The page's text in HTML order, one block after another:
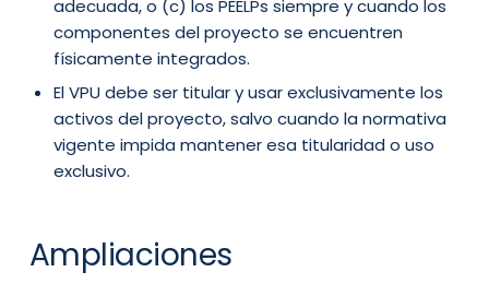
adecuada, o (c) los PEELPs siempre y cuando los
componentes del proyecto se encuentren
físicamente integrados.
El VPU debe ser titular y usar exclusivamente los
activos del proyecto, salvo cuando la normativa
vigente impida mantener esa titularidad o uso
exclusivo.
Ampliaciones